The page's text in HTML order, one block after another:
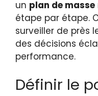
un plan de masse
étape par étape.
surveiller de près
des décisions
performance.
Définir le